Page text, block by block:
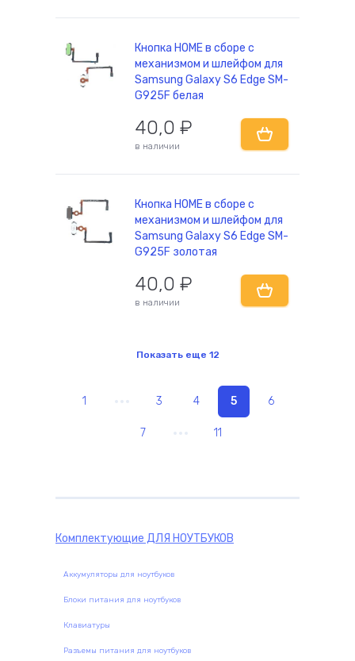
Кнопка HOME в сборе с
механизмом и шлейфом для
Samsung Galaxy S6 Edge SM-
G925F белая
40,0 ₽
в наличии
Кнопка HOME в сборе с
механизмом и шлейфом для
Samsung Galaxy S6 Edge SM-
G925F золотая
40,0 ₽
в наличии
Показать еще 12
1 3 4 5 6
7 11
Комплектующие ДЛЯ НОУТБУКОВ
Аккумуляторы для ноутбуков
Блоки питания для ноутбуков
Клавиатуры
Разъемы питания для ноутбуков